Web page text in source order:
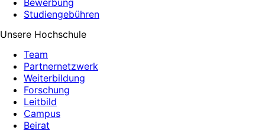
Bewerbung
Studiengebühren
Unsere Hochschule
Team
Partnernetzwerk
Weiterbildung
Forschung
Leitbild
Campus
Beirat